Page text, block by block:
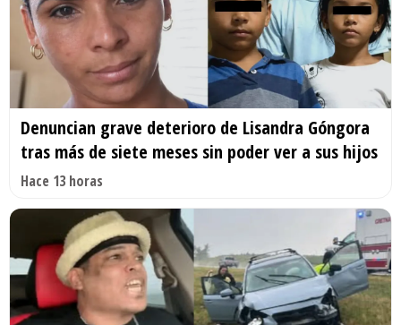
Denuncian grave deterioro de Lisandra Góngora
tras más de siete meses sin poder ver a sus hijos
Hace 13 horas